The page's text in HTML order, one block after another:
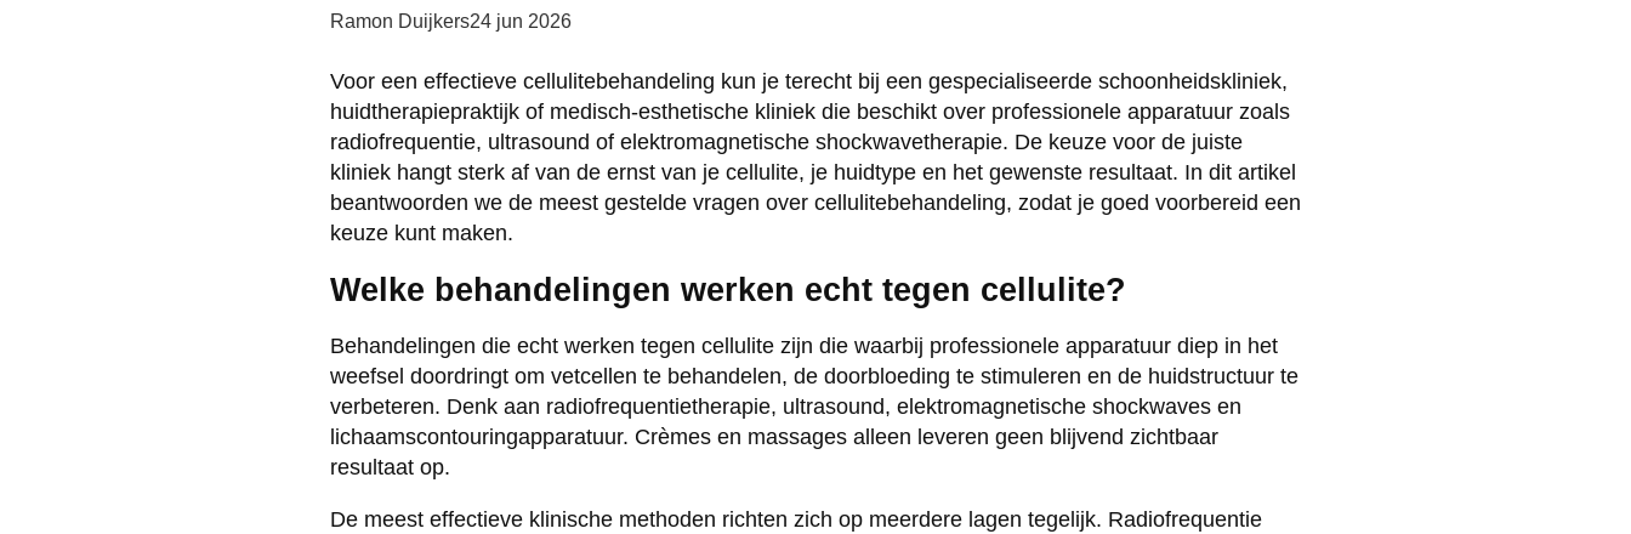
Ramon Duijkers24 jun 2026
Voor een effectieve cellulitebehandeling kun je terecht bij een gespecialiseerde schoonheidskliniek,
huidtherapiepraktijk of medisch-esthetische kliniek die beschikt over professionele apparatuur zoals
radiofrequentie, ultrasound of elektromagnetische shockwavetherapie. De keuze voor de juiste
kliniek hangt sterk af van de ernst van je cellulite, je huidtype en het gewenste resultaat. In dit artikel
beantwoorden we de meest gestelde vragen over cellulitebehandeling, zodat je goed voorbereid een
keuze kunt maken.
Welke behandelingen werken echt tegen cellulite?
Behandelingen die echt werken tegen cellulite zijn die waarbij professionele apparatuur diep in het
weefsel doordringt om vetcellen te behandelen, de doorbloeding te stimuleren en de huidstructuur te
verbeteren. Denk aan radiofrequentietherapie, ultrasound, elektromagnetische shockwaves en
lichaamscontouringapparatuur. Crèmes en massages alleen leveren geen blijvend zichtbaar
resultaat op.
De meest effectieve klinische methoden richten zich op meerdere lagen tegelijk. Radiofrequentie